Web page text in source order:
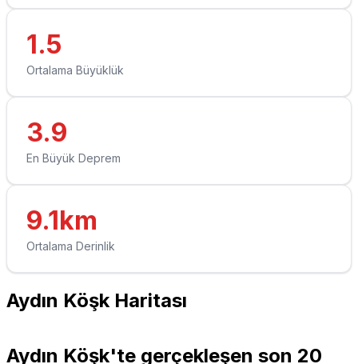
1.5
Ortalama Büyüklük
3.9
En Büyük Deprem
9.1km
Ortalama Derinlik
Aydın Köşk Haritası
+
Aydın Köşk'te gerçekleşen son 20